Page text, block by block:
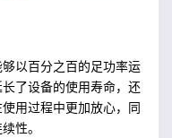
以百分之百的足功率运
了设备的使用寿命，还
用过程中更加放心，同
性。